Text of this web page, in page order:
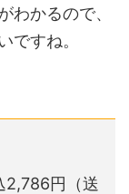
わかるので、
ですね。
円（送